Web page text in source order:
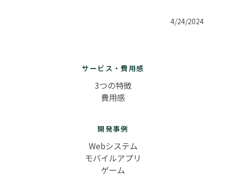
4/24/2024
サービス・費用感
3つの特徴
費用感
開発事例
Webシステム
モバイルアプリ
ゲーム